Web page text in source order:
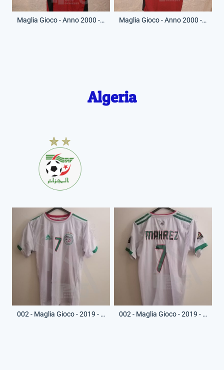
Maglia Gioco - Anno 2000 - 11 - (Fronte) Maglia Gioco - Anno 2000 - 11 - (Retro)
Algeria
002 - Maglia Gioco - 2019 - Riyad Mahrez - 7 - (Fronte) 002 - Maglia Gioco - 2019 - Riyad Mahrez - 7 - (Retro)